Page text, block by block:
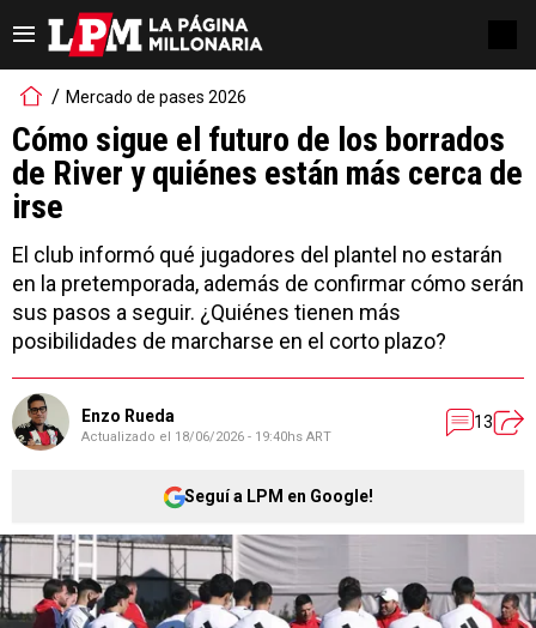
Mercado de pases 2026
Cómo sigue el futuro de los borrados
de River y quiénes están más cerca de
irse
El club informó qué jugadores del plantel no estarán
en la pretemporada, además de confirmar cómo serán
sus pasos a seguir. ¿Quiénes tienen más
posibilidades de marcharse en el corto plazo?
Enzo Rueda
Actualizado el 18/06/2026 - 19:40hs ART
13
Seguí a LPM en Google!